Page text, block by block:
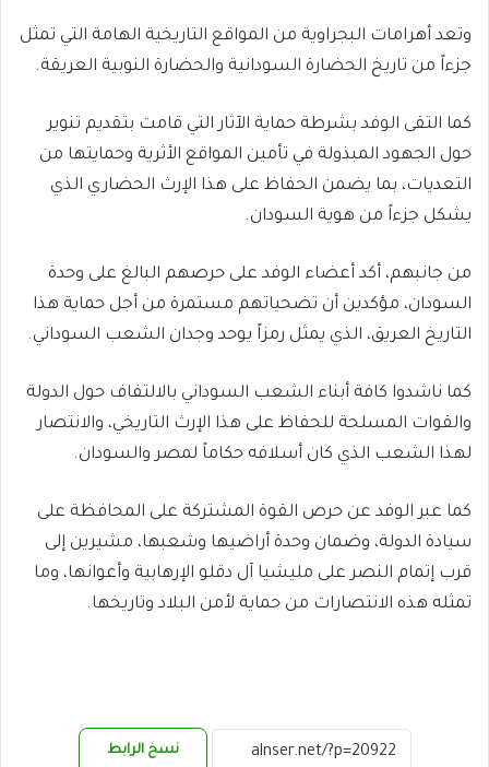
وتعد أهرامات البجراوية من المواقع التاريخية الهامة التي تمثل
جزءاً من تاريخ الحضارة السودانية والحضارة النوبية العريقة.
كما التقى الوفد بشرطة حماية الآثار التي قامت بتقديم تنوير
حول الجهود المبذولة في تأمين المواقع الأثرية وحمايتها من
التعديات، بما يضمن الحفاظ على هذا الإرث الحضاري الذي
يشكل جزءاً من هوية السودان.
من جانبهم، أكد أعضاء الوفد على حرصهم البالغ على وحدة
السودان، مؤكدين أن تضحياتهم مستمرة من أجل حماية هذا
التاريخ العريق، الذي يمثل رمزاً يوحد وجدان الشعب السوداني.
كما ناشدوا كافة أبناء الشعب السوداني بالالتفاف حول الدولة
والقوات المسلحة للحفاظ على هذا الإرث التاريخي، والانتصار
لهذا الشعب الذي كان أسلافه حكاماً لمصر والسودان.
كما عبر الوفد عن حرص القوة المشتركة على المحافظة على
سيادة الدولة، وضمان وحدة أراضيها وشعبها، مشيرين إلى
قرب إتمام النصر على مليشيا آل دقلو الإرهابية وأعوانها، وما
تمثله هذه الانتصارات من حماية لأمن البلاد وتاريخها.
نسخ الرابط